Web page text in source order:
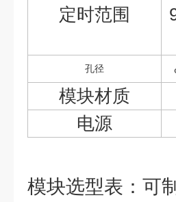
定时范围
孔径
模块材质
电源
模块选型表：可